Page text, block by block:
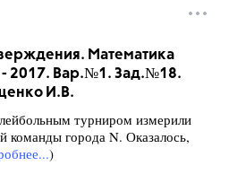
Математика
- 2017. Вар.№1. Зад.№18.
И.В.
турниром измерили
команды города N. Оказалось,
)